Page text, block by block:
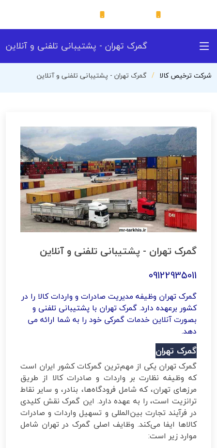
گمرک تهران - پشتیبانی تلفنی و آنلاین
شرکت ترخیص کالا گمرک تهران - پشتیبانی تلفنی و آنلاین
گمرک تهران - پشتیبانی تلفنی و آنلاین
09122935011
گمرک تهران وظیفه مدیریت صادرات و واردات کالا را در
کشور برعهده دارد. گمرک تهران با پشتیبانی تلفنی و
بصورت آنلاین خدمات گمرکی خود را به شما ارائه می
دهد.
گمرک تهران
گمرک تهران یکی از مهم‌ترین گمرکات کشور ایران است
که وظیفه نظارت بر واردات و صادرات کالا از طریق
مرزهای تهران، که شامل فرودگاه‌ها، بنادر، و سایر نقاط
ترانزیت است، را به عهده دارد. این گمرک نقش کلیدی
در فرآیند تجارت بین‌المللی و تسهیل واردات و صادرات
کالاها ایفا می‌کند. وظایف اصلی گمرک در تهران شامل
موارد زیر است: